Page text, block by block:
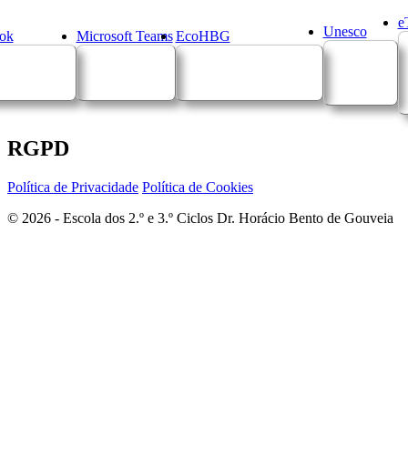
Microsoft Teams EcoHBG Unesco
RGPD
Política de Privacidade Política de Cookies
© 2026 - Escola dos 2.º e 3.º Ciclos Dr. Horácio Bento de Gouveia